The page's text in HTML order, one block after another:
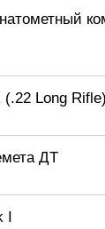
(.22 Long
ДТ
I